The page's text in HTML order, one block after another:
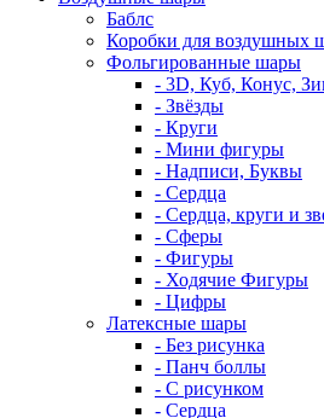
Баблс
Коробки для воздушных
Фольгированные шары
- 3D, Куб, Конус,
- Звёзды
- Круги
- Мини фигуры
- Надписи, Буквы
- Сердца
- Сердца, круги и
- Сферы
- Фигуры
- Ходячие Фигуры
- Цифры
Латексные шары
- Без рисунка
- Панч боллы
- С рисунком
- Сердца